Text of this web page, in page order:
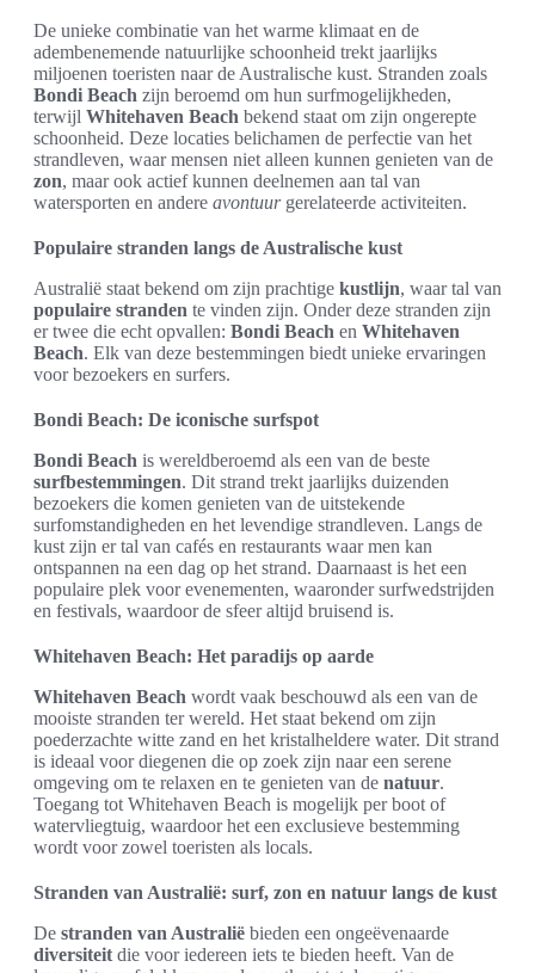
De unieke combinatie van het warme klimaat en de
adembenemende natuurlijke schoonheid trekt jaarlijks
miljoenen toeristen naar de Australische kust. Stranden zoals
Bondi Beach zijn beroemd om hun surfmogelijkheden,
terwijl Whitehaven Beach bekend staat om zijn ongerepte
schoonheid. Deze locaties belichamen de perfectie van het
strandleven, waar mensen niet alleen kunnen genieten van de
zon, maar ook actief kunnen deelnemen aan tal van
watersporten en andere avontuurgerelateerde activiteiten.
Populaire stranden langs de Australische kust
Australië staat bekend om zijn prachtige kustlijn, waar tal van
populaire stranden te vinden zijn. Onder deze stranden zijn
er twee die echt opvallen: Bondi Beach en Whitehaven
Beach. Elk van deze bestemmingen biedt unieke ervaringen
voor bezoekers en surfers.
Bondi Beach: De iconische surfspot
Bondi Beach is wereldberoemd als een van de beste
surfbestemmingen. Dit strand trekt jaarlijks duizenden
bezoekers die komen genieten van de uitstekende
surfomstandigheden en het levendige strandleven. Langs de
kust zijn er tal van cafés en restaurants waar men kan
ontspannen na een dag op het strand. Daarnaast is het een
populaire plek voor evenementen, waaronder surfwedstrijden
en festivals, waardoor de sfeer altijd bruisend is.
Whitehaven Beach: Het paradijs op aarde
Whitehaven Beach wordt vaak beschouwd als een van de
mooiste stranden ter wereld. Het staat bekend om zijn
poederzachte witte zand en het kristalheldere water. Dit strand
is ideaal voor diegenen die op zoek zijn naar een serene
omgeving om te relaxen en te genieten van de natuur.
Toegang tot Whitehaven Beach is mogelijk per boot of
watervliegtuig, waardoor het een exclusieve bestemming
wordt voor zowel toeristen als locals.
Stranden van Australië: surf, zon en natuur langs de kust
De stranden van Australië bieden een ongeëvenaarde
diversiteit die voor iedereen iets te bieden heeft. Van de